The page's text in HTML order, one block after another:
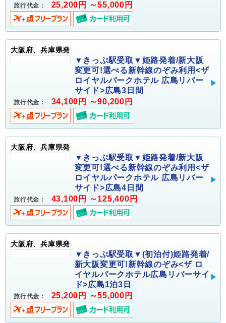
旅行代金： 25,200円 ～55,000円
大阪府、兵庫県発
▼きっぷ駅受取▼姫路発着/新大阪
変更可!選べる新幹線のぞみ利用<ザ
ロイヤルパークホテル 広島リバー
サイド>広島3日間
旅行代金： 34,100円 ～90,200円
大阪府、兵庫県発
▼きっぷ駅受取▼姫路発着/新大阪
変更可!選べる新幹線のぞみ利用<ザ
ロイヤルパークホテル 広島リバー
サイド>広島4日間
旅行代金： 43,100円 ～125,400円
大阪府、兵庫県発
▼きっぷ駅受取▼(初泊付)姫路発着/
新大阪変更可!新幹線のぞみ<ザ ロ
イヤルパークホテル広島リバーサイ
ド>広島1泊3日
旅行代金： 25,200円 ～55,000円